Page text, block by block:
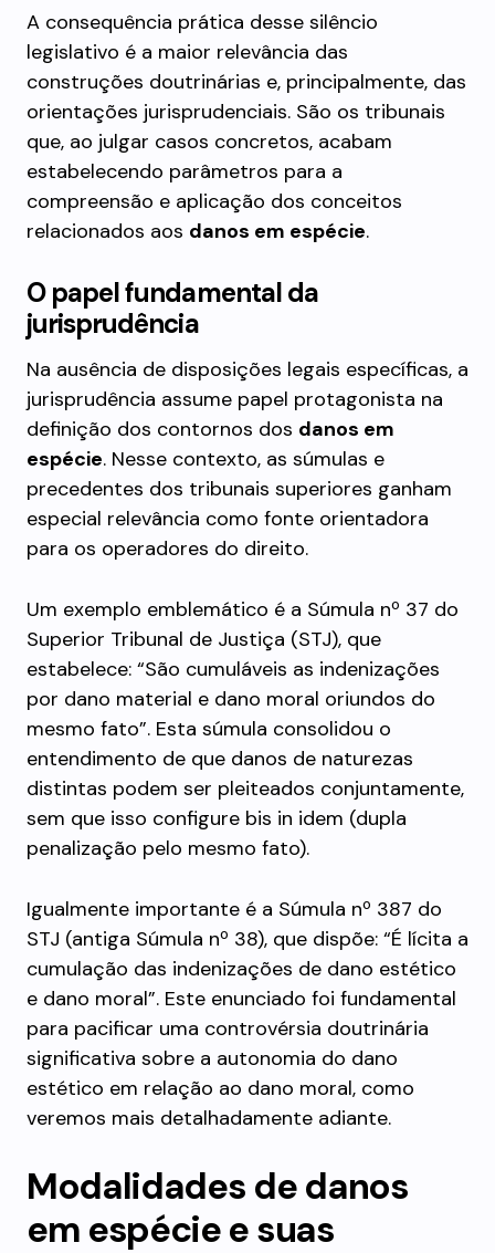
A consequência prática desse silêncio
legislativo é a maior relevância das
construções doutrinárias e, principalmente, das
orientações jurisprudenciais. São os tribunais
que, ao julgar casos concretos, acabam
estabelecendo parâmetros para a
compreensão e aplicação dos conceitos
relacionados aos danos em espécie.
O papel fundamental da
jurisprudência
Na ausência de disposições legais específicas, a
jurisprudência assume papel protagonista na
definição dos contornos dos danos em
espécie. Nesse contexto, as súmulas e
precedentes dos tribunais superiores ganham
especial relevância como fonte orientadora
para os operadores do direito.
Um exemplo emblemático é a Súmula nº 37 do
Superior Tribunal de Justiça (STJ), que
estabelece: “São cumuláveis as indenizações
por dano material e dano moral oriundos do
mesmo fato”. Esta súmula consolidou o
entendimento de que danos de naturezas
distintas podem ser pleiteados conjuntamente,
sem que isso configure bis in idem (dupla
penalização pelo mesmo fato).
Igualmente importante é a Súmula nº 387 do
STJ (antiga Súmula nº 38), que dispõe: “É lícita a
cumulação das indenizações de dano estético
e dano moral”. Este enunciado foi fundamental
para pacificar uma controvérsia doutrinária
significativa sobre a autonomia do dano
estético em relação ao dano moral, como
veremos mais detalhadamente adiante.
Modalidades de danos
em espécie e suas